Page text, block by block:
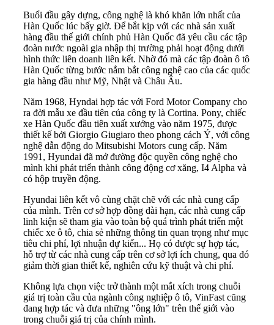
Buổi đầu gây dựng, công nghệ là khó khăn lớn nhất của
Hàn Quốc lúc bấy giờ. Để bắt kịp với các nhà sản xuất
hàng đầu thế giới chính phủ Hàn Quốc đã yêu cầu các tập
đoàn nước ngoài gia nhập thị trường phải hoạt động dưới
hình thức liên doanh liên kết. Nhờ đó mà các tập đoàn ô tô
Hàn Quốc từng bước nắm bắt công nghệ cao của các quốc
gia hàng đầu như Mỹ, Nhật và Châu Âu.
Năm 1968, Hyndai hợp tác với Ford Motor Company cho
ra đời mẫu xe đầu tiên của công ty là Cortina. Pony, chiếc
xe Hàn Quốc đầu tiên xuất xưởng vào năm 1975, được
thiết kế bởi Giorgio Giugiaro theo phong cách Ý, với công
nghệ dẫn động do Mitsubishi Motors cung cấp. Năm
1991, Hyundai đã mở đường độc quyền công nghệ cho
mình khi phát triển thành công động cơ xăng, I4 Alpha và
có hộp truyền động.
Hyundai liên kết vô cùng chặt chẽ với các nhà cung cấp
của mình. Trên cơ sở hợp đồng dài hạn, các nhà cung cấp
linh kiện sẽ tham gia vào toàn bộ quá trình phát triển một
chiếc xe ô tô, chia sẻ những thông tin quan trọng như mục
tiêu chi phí, lợi nhuận dự kiến... Họ có được sự hợp tác,
hỗ trợ từ các nhà cung cấp trên cơ sở lợi ích chung, qua đó
giảm thời gian thiết kế, nghiên cứu kỹ thuật và chi phí.
Không lựa chọn việc trở thành một mắt xích trong chuỗi
giá trị toàn cầu của ngành công nghiệp ô tô, VinFast cũng
đang hợp tác và đưa những "ông lớn" trên thế giới vào
trong chuỗi giá trị của chính mình.